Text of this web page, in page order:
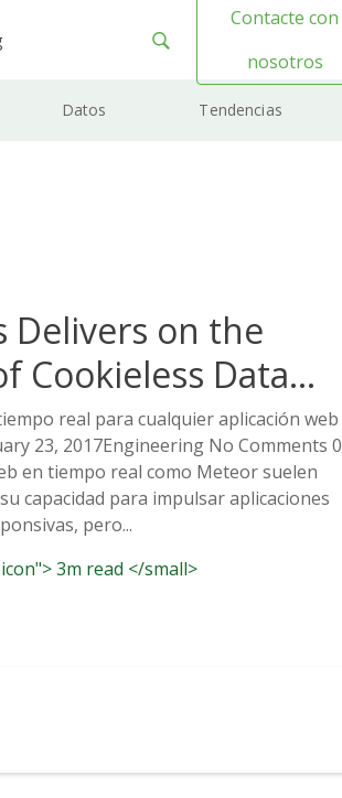
Contacte con
nosotros
Datos Tendencias
Delivers on the
Cookieless Data
real para cualquier aplicación web
23, 2017Engineering No Comments 0
en tiempo real como Meteor suelen
capacidad para impulsar aplicaciones
pero...
3m read </small>